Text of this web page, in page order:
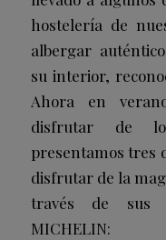
hostelería de
albergar
su interior,
Ahora en
disfrutar de
presentamos tres
disfrutar de la
través de sus
MICHELIN: